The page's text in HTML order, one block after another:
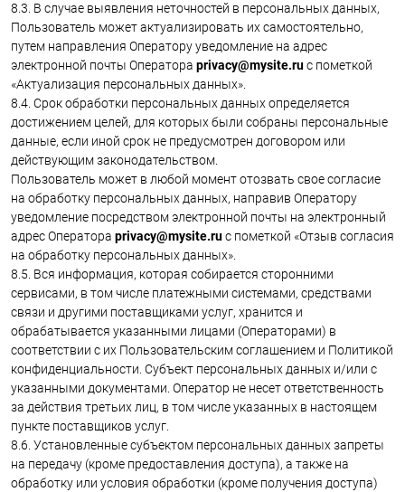
8.3. В случае выявления неточностей в персональных данных,
Пользователь может актуализировать их самостоятельно,
путем направления Оператору уведомление на адрес
электронной почты Оператора privacy@mysite.ruс пометкой
«Актуализация персональных данных».
8.4. Срок обработки персональных данных определяется
достижением целей, для которых были собраны персональные
данные, если иной срок не предусмотрен договором или
действующим законодательством.
Пользователь может в любой момент отозвать свое согласие
на обработку персональных данных, направив Оператору
уведомление посредством электронной почты на электронный
адрес Оператора privacy@mysite.ruс пометкой «Отзыв согласия
на обработку персональных данных».
8.5. Вся информация, которая собирается сторонними
сервисами, в том числе платежными системами, средствами
связи и другими поставщиками услуг, хранится и
обрабатывается указанными лицами (Операторами) в
соответствии с их Пользовательским соглашением и Политикой
конфиденциальности. Субъект персональных данных и/или с
указанными документами. Оператор не несет ответственность
за действия третьих лиц, в том числе указанных в настоящем
пункте поставщиков услуг.
8.6. Установленные субъектом персональных данных запреты
на передачу (кроме предоставления доступа), а также на
обработку или условия обработки (кроме получения доступа)